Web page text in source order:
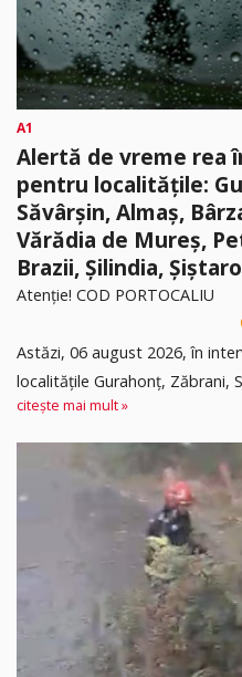
A1
Alertă de vreme rea
pentru localitățile:
Săvârșin, Almaș,
Vărădia de Mureș,
Brazii, Șilindia,
Atenție! COD PORTOCALIU
Astăzi, 06 august 2026, în
localitățile Gurahonț, Zăbrani,
citește mai mult »